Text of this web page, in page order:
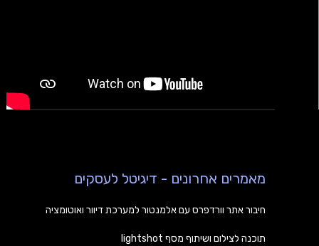
מאמרים אחרונים - דיגיטל לעסקים
חיבור אתר וורדפרס עם אלמנטור למערכת דיוור ואוטומציה
תוכנה לצילום ושיתוף מסף lightshot